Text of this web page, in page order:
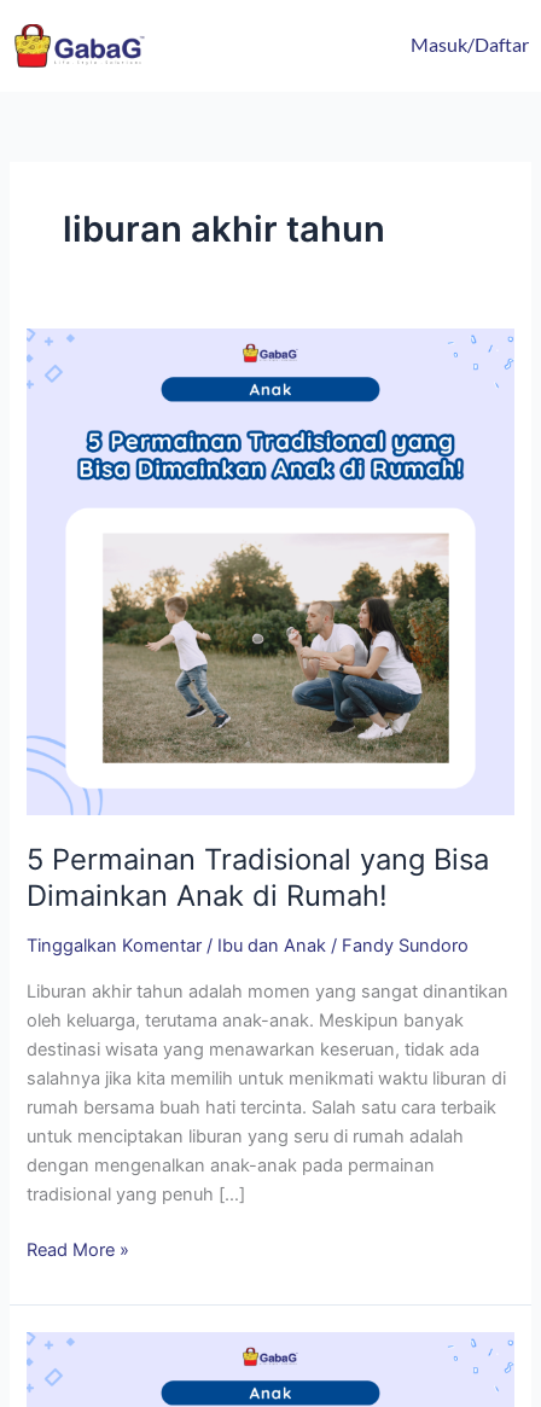
ke
konten
Masuk/Daftar
liburan akhir tahun
5 Permainan Tradisional yang Bisa
Dimainkan Anak di Rumah!
Tinggalkan Komentar / Ibu dan Anak / Fandy Sundoro
Liburan akhir tahun adalah momen yang sangat dinantikan
oleh keluarga, terutama anak-anak. Meskipun banyak
destinasi wisata yang menawarkan keseruan, tidak ada
salahnya jika kita memilih untuk menikmati waktu liburan di
rumah bersama buah hati tercinta. Salah satu cara terbaik
untuk menciptakan liburan yang seru di rumah adalah
dengan mengenalkan anak-anak pada permainan
tradisional yang penuh […]
5
Permainan
Dimainkan
Read More »
Tips
Staycation